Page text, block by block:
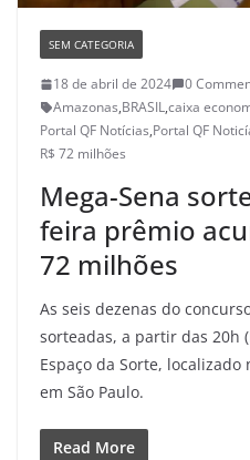
SEM CATEGORIA
18 de abril de 2024
0
Amazonas,BRASIL,caixa
Portal QF Notícias,Portal QF
R$ 72 milhões
Mega-Sena
feira prêmio
72 milhões
As seis dezenas do
sorteadas, a partir das 20h
Espaço da Sorte, localizado
em São Paulo.
Read More